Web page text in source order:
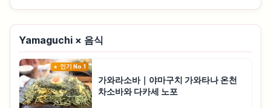
Yamaguchi × 음식
인기 No.1
가와라소바｜야마구치 가와타나 온천
차소바와 다카세 노포